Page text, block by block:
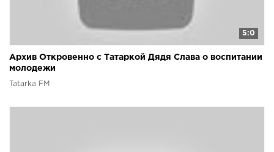
5:0
Архив Откровенно с Татаркой Дядя Слава о воспитании
молодежи
Tatarka FM